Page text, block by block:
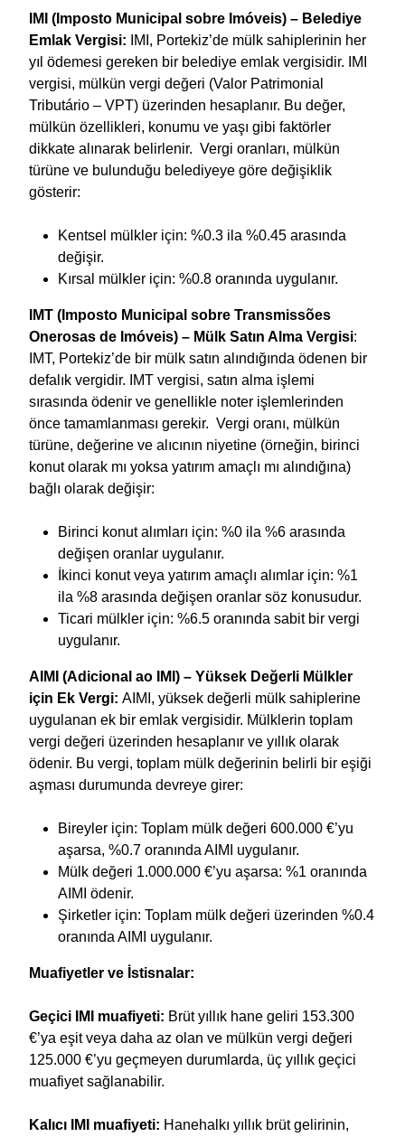
IMI (Imposto Municipal sobre Imóveis) – Belediye
Emlak Vergisi:
IMI, Portekiz’de mülk sahiplerinin her
yıl ödemesi gereken bir belediye emlak vergisidir. IMI
vergisi, mülkün vergi değeri (Valor Patrimonial
Tributário – VPT) üzerinden hesaplanır. Bu değer,
mülkün özellikleri, konumu ve yaşı gibi faktörler
dikkate alınarak belirlenir. Vergi oranları, mülkün
türüne ve bulunduğu belediyeye göre değişiklik
gösterir:
Kentsel mülkler için: %0.3 ila %0.45 arasında
değişir.
Kırsal mülkler için: %0.8 oranında uygulanır.
IMT (Imposto Municipal sobre Transmissões
Onerosas de Imóveis) – Mülk Satın Alma Vergisi:
IMT, Portekiz’de bir mülk satın alındığında ödenen bir
defalık vergidir. IMT vergisi, satın alma işlemi
sırasında ödenir ve genellikle noter işlemlerinden
önce tamamlanması gerekir. Vergi oranı, mülkün
türüne, değerine ve alıcının niyetine (örneğin, birinci
konut olarak mı yoksa yatırım amaçlı mı alındığına)
bağlı olarak değişir:
Birinci konut alımları için: %0 ila %6 arasında
değişen oranlar uygulanır.
İkinci konut veya yatırım amaçlı alımlar için: %1
ila %8 arasında değişen oranlar söz konusudur.
Ticari mülkler için: %6.5 oranında sabit bir vergi
uygulanır.
AIMI (Adicional ao IMI) – Yüksek Değerli Mülkler
için Ek Vergi:AIMI, yüksek değerli mülk sahiplerine
uygulanan ek bir emlak vergisidir. Mülklerin toplam
vergi değeri üzerinden hesaplanır ve yıllık olarak
ödenir. Bu vergi, toplam mülk değerinin belirli bir eşiği
aşması durumunda devreye girer:
Bireyler için: Toplam mülk değeri 600.000 €’yu
aşarsa, %0.7 oranında AIMI uygulanır.
Mülk değeri 1.000.000 €’yu aşarsa: %1 oranında
AIMI ödenir.
Şirketler için: Toplam mülk değeri üzerinden %0.4
oranında AIMI uygulanır.
Muafiyetler ve İstisnalar:
Geçici IMI muafiyeti: Brüt yıllık hane geliri 153.300
€’ya eşit veya daha az olan ve mülkün vergi değeri
125.000 €’yu geçmeyen durumlarda, üç yıllık geçici
muafiyet sağlanabilir.
Kalıcı IMI muafiyeti: Hanehalkı yıllık brüt gelirinin,